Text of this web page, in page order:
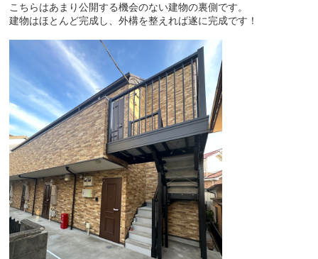
こちらはあまり公開する機会のない建物の裏側です。
建物はほとんど完成し、外構を整えれば遂に完成です！